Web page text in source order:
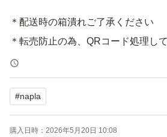
＊配送時の箱潰れご了承ください
＊転売防止の為、QRコード処理し
＊簡易包装にて発送いたします
#napla
購入日時： 2026年5月20日 10:08